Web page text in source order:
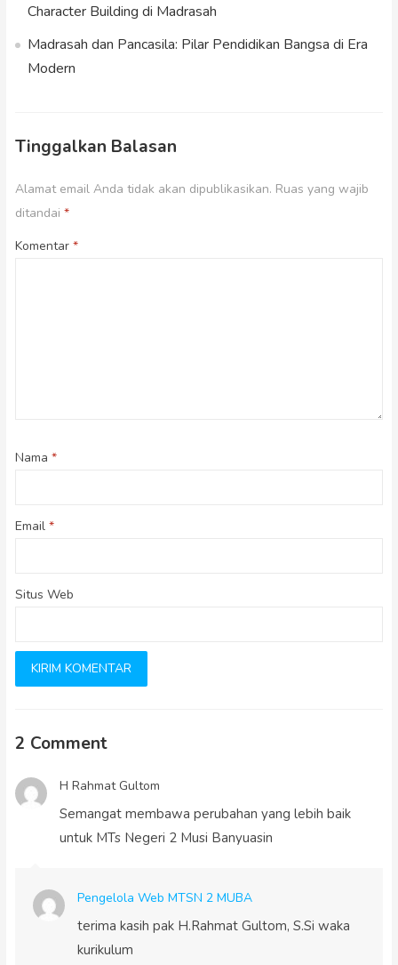
Character Building di Madrasah
Madrasah dan Pancasila: Pilar Pendidikan Bangsa di Era
Modern
Tinggalkan Balasan
Alamat email Anda tidak akan dipublikasikan. Ruas yang wajib
ditandai *
Komentar *
Nama *
Email *
Situs Web
2 Comment
H Rahmat Gultom
Semangat membawa perubahan yang lebih baik
untuk MTs Negeri 2 Musi Banyuasin
Pengelola Web MTSN 2 MUBA
terima kasih pak H.Rahmat Gultom, S.Si waka
kurikulum